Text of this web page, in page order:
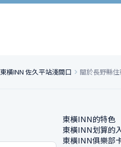
東橫INN 佐久平站淺間口 關於長野縣住
東橫INN的特色
東橫INN划算的
東橫INN俱樂部